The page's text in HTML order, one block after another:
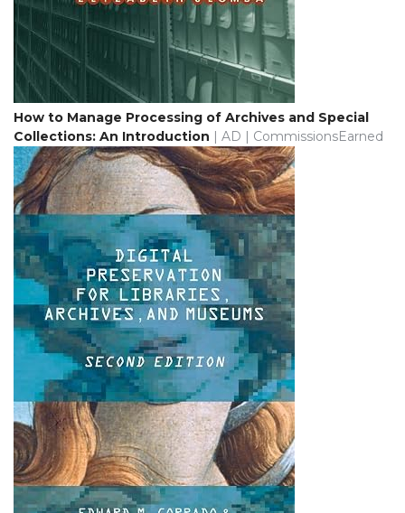
How to Manage Processing of Archives and Special
Collections: An Introduction
| AD | CommissionsEarned